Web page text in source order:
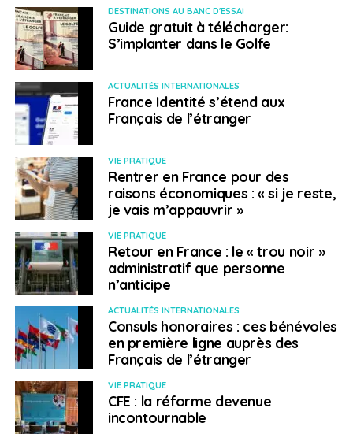
talents
Sören Weiß a vu la ville changer depuis une dizaine
d’années. « La présence des start-up a une grande
influence sur la ville et la population. Cette
internationalité attire d’autres talents de différentes
origines qui trouvent ici un nouveau lieu de résidence et
une nouvelle patrie. »
En revanche, le souci auquel peuvent être confrontées
certaines start-up est le fait de trouver des locaux.
Même pour Doctolib, il est compliqué de déménager
dans un open space plus grand. C’est aussi le cas pour
les nouveaux arrivants qui doivent trouver un logement
dans une ville saturée par la demande. « Mais chez
nous comme dans d’autres start-up, on s’entraide ! Si
un nouveau collègue arrive, tout le monde y va de son
coup de pouce pour l’aider à trouver un appartement !
», s’enthousiasme Sören Weiß.
SUJETS ASSOCIÉS: ALLEMAGNE FEATURED
START UP
DESTINATIONS AU BANC D'ESSAI
Guide gratuit à télécharger:
S’implanter dans le Golfe
ACTUALITÉS INTERNATIONALES
France Identité s’étend aux
Français de l’étranger
VIE PRATIQUE
Rentrer en France pour des
raisons économiques : « si je reste,
je vais m’appauvrir »
VIE PRATIQUE
Retour en France : le « trou noir »
administratif que personne
n’anticipe
ACTUALITÉS INTERNATIONALES
Consuls honoraires : ces bénévoles
en première ligne auprès des
Français de l’étranger
VIE PRATIQUE
CFE : la réforme devenue
incontournable